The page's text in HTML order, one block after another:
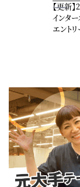
【更新
インター
エント